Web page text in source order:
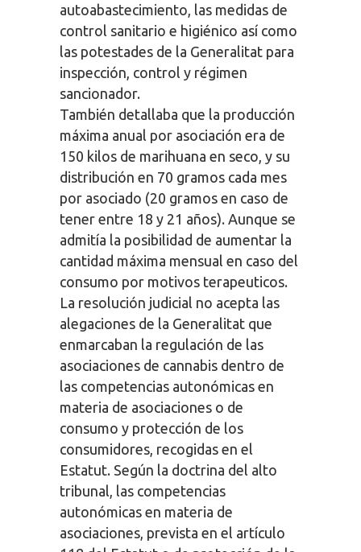
autoabastecimiento, las medidas de
control sanitario e higiénico así como
las potestades de la Generalitat para
inspección, control y régimen
sancionador.
También detallaba que la producción
máxima anual por asociación era de
150 kilos de marihuana en seco, y su
distribución en 70 gramos cada mes
por asociado (20 gramos en caso de
tener entre 18 y 21 años). Aunque se
admitía la posibilidad de aumentar la
cantidad máxima mensual en caso del
consumo por motivos terapeuticos.
La resolución judicial no acepta las
alegaciones de la Generalitat que
enmarcaban la regulación de las
asociaciones de cannabis dentro de
las competencias autonómicas en
materia de asociaciones o de
consumo y protección de los
consumidores, recogidas en el
Estatut. Según la doctrina del alto
tribunal, las competencias
autonómicas en materia de
asociaciones, prevista en el artículo